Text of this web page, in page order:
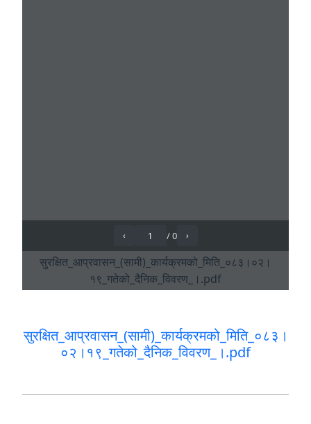
सुरक्षित_आप्रवासन_(सामी)_कार्यक्रमको_मिति_०८३।
०२।१९_गतेको_दैनिक_विवरण_।.pdf